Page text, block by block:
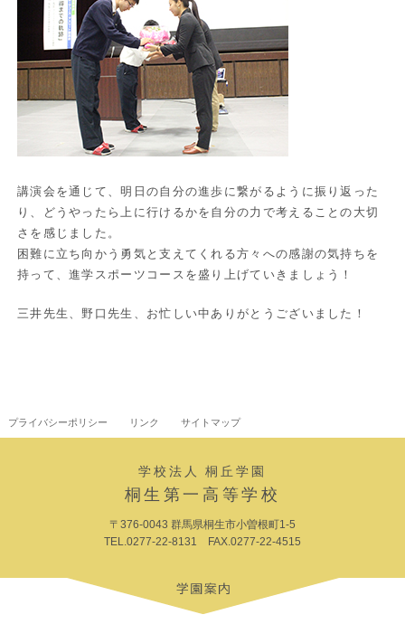
講演会を通じて、明日の自分の進歩に繋がるように振り返った
り、どうやったら上に行けるかを自分の力で考えることの大切
さを感じました。
困難に立ち向かう勇気と支えてくれる方々への感謝の気持ちを
持って、進学スポーツコースを盛り上げていきましょう！
三井先生、野口先生、お忙しい中ありがとうございました！
プライバシーポリシー リンク サイトマップ
学校法人 桐丘学園
桐生第一高等学校
〒376-0043 群馬県桐生市小曽根町1-5
TEL.0277-22-8131 FAX.0277-22-4515